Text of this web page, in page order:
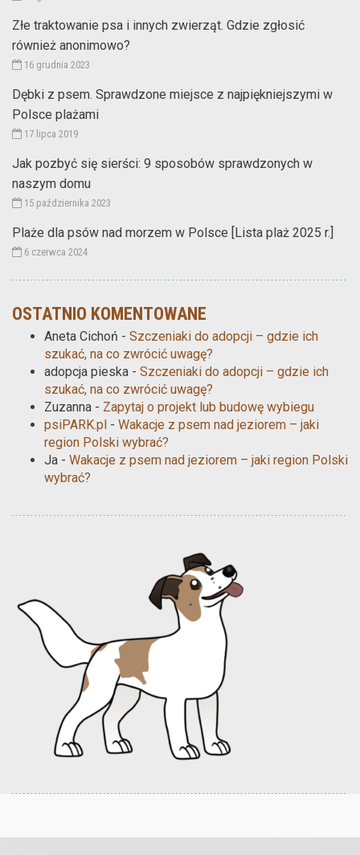
Złe traktowanie psa i innych zwierząt. Gdzie zgłosić
również anonimowo?
16 grudnia 2023
Dębki z psem. Sprawdzone miejsce z najpiękniejszymi w
Polsce plażami
17 lipca 2019
Jak pozbyć się sierści: 9 sposobów sprawdzonych w
naszym domu
15 października 2023
Plaże dla psów nad morzem w Polsce [Lista plaż 2025 r.]
6 czerwca 2024
OSTATNIO KOMENTOWANE
Aneta Cichoń - Szczeniaki do adopcji – gdzie ich
szukać, na co zwrócić uwagę?
adopcja pieska - Szczeniaki do adopcji – gdzie ich
szukać, na co zwrócić uwagę?
Zuzanna - Zapytaj o projekt lub budowę wybiegu
psiPARK.pl - Wakacje z psem nad jeziorem – jaki
region Polski wybrać?
Ja - Wakacje z psem nad jeziorem – jaki region Polski
wybrać?